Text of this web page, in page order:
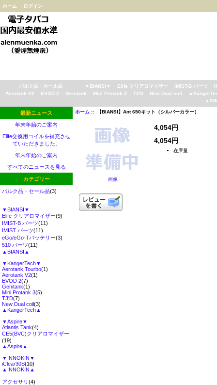
ホーム ログイン
バルク品・セール品 ▼BIANSI▼ Elife クリアロマイザー IMIST-B パーツ
Aerotank V2
EVOD 2 Genitank Mini Protank 3 T3'D New Dual coil
最新ニュース
年末年始のご案内
Elife交換用コイルを補充させ
ていただきました。
年末年始のご案内
すべてのニュースを見る
カテゴリー
バルク品・セール品(3)
▼BIANSI▼
Elife クリアロマイザー(9)
IMIST-B パーツ(11)
IMIST パーツ(11)
eGo/eGo-Tバッテリー(3)
510 パーツ(11)
▲BIANSI▲
▼KangerTech▼
Aerotank Tourbo(1)
Aerotank V2(1)
EVOD 2(7)
Genitank(1)
Mini Protank 3(5)
T3'D(7)
New Dual coil(3)
▲KangerTech▲
▼Aspire▼
Atlantis Tank(4)
CE5(BVC)クリアロマイザー
(19)
▲Aspire▲
▼INNOKIN▼
iClear30S(10)
▲INNOKIN▲
アクセサリ(4)
ホーム :: 【BIANSI】Ant 650キット（シルバーカラー）
画像
4,054円
4,054円
在庫量